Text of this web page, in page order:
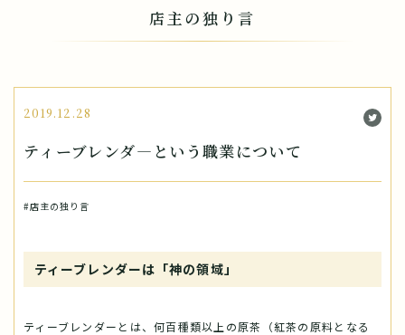
店主の独り言
2019.12.28
ティーブレンダ―という職業について
#店主の独り言
ティーブレンダーは「神の領域」
ティーブレンダーとは、何百種類以上の原茶（紅茶の原料となる